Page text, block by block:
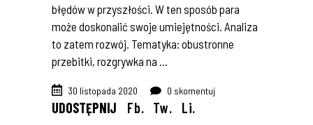
błędów w przyszłości. W ten sposób para
może doskonalić swoje umiejętności. Analiza
to zatem rozwój. Tematyka: obustronne
przebitki, rozgrywka na
30 listopada 2020 0 skomentuj
UDOSTĘPNIJ Fb. Tw. Li.